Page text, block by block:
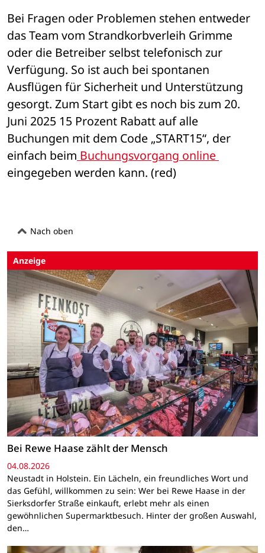
Bei Fragen oder Problemen stehen entweder
das Team vom Strandkorbverleih Grimme
oder die Betreiber selbst telefonisch zur
Verfügung. So ist auch bei spontanen
Ausflügen für Sicherheit und Unterstützung
gesorgt. Zum Start gibt es noch bis zum 20.
Juni 2025 15 Prozent Rabatt auf alle
Buchungen mit dem Code „START15“, der
einfach beim
eingegeben werden kann. (red)
Nach oben
Anzeige
Bei Rewe Haase zählt der Mensch
04.08.2026
Neustadt in Holstein. Ein Lächeln, ein freundliches Wort und
das Gefühl, willkommen zu sein: Wer bei Rewe Haase in der
Sierksdorfer Straße einkauft, erlebt mehr als einen
gewöhnlichen Supermarktbesuch. Hinter der großen Auswahl,
den…